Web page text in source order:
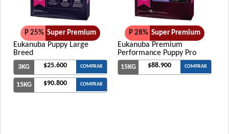
P 25% Super Premium
Eukanuba Puppy Large
Breed
3KG $25.600 COMPRAR
15KG $90.800 COMPRAR
P 28% Super Premium
Eukanuba Premium
Performance Puppy Pro
15KG $88.900 COMPRAR